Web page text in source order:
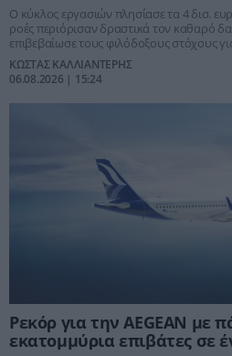
Ο κύκλος εργασιών πλησίασε τα 4 δισ.
ροές περιόρισαν δραστικά τον καθαρό
επιβεβαίωσε τους φιλόδοξους στόχους
ΚΩΣΤΑΣ ΚΑΛΛΙΑΝΤΕΡΗΣ
06.08.2026 | 15:24
Ρεκόρ για την AEGEAN με
εκατομμύρια επιβάτες σε